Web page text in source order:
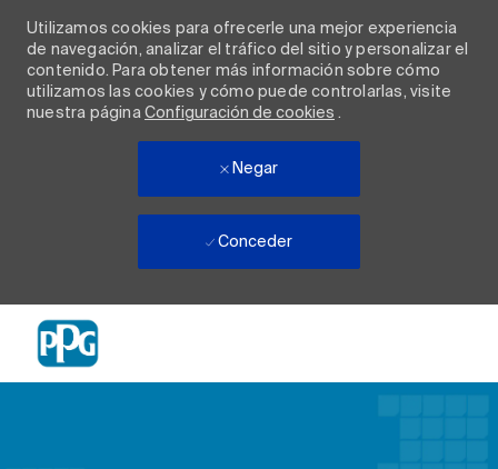
Utilizamos cookies para ofrecerle una mejor experiencia
de navegación, analizar el tráfico del sitio y personalizar el
contenido. Para obtener más información sobre cómo
utilizamos las cookies y cómo puede controlarlas, visite
nuestra página Configuración de cookies .
Negar
Conceder